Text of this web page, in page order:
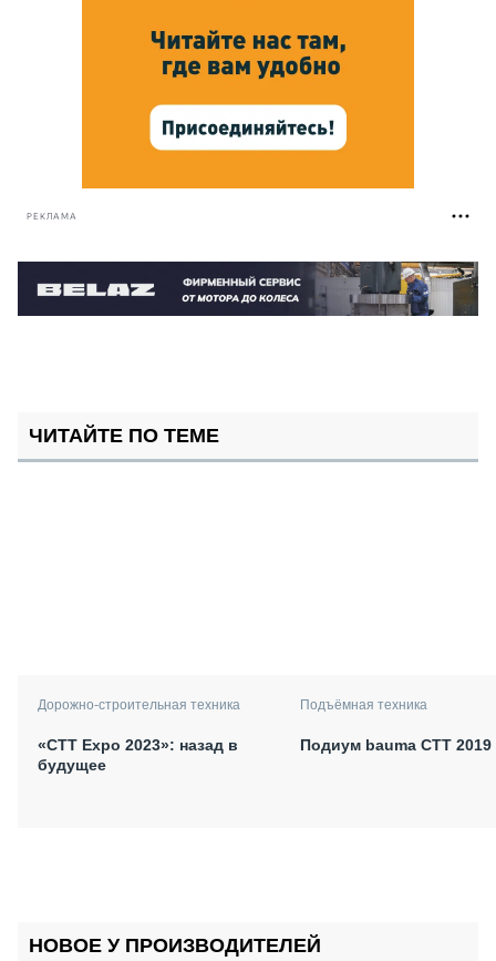
РЕКЛАМА
ЧИТАЙТЕ ПО ТЕМЕ
Дорожно-строительная техника
«СТТ Expo 2023»: назад в
будущее
Подъёмная техника
Подиум bauma CTT 2019
НОВОЕ У ПРОИЗВОДИТЕЛЕЙ